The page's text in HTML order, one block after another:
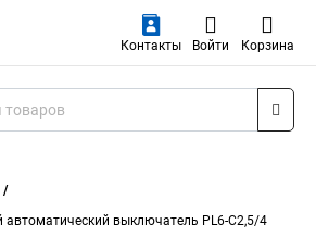
Контакты Войти Корзина
выключатель PL6-C2,5/4